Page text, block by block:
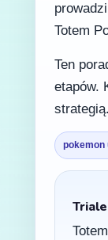
Totem
Ten
etapów.
strategią.
pokemon